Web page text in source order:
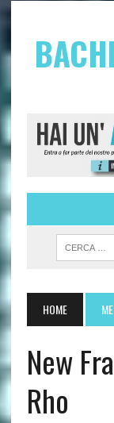
HOME
New
Rho